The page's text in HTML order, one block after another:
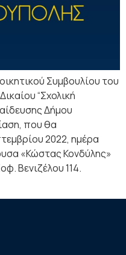
Συμβουλίου του
“Σχολική
Δήμου
που θα
2022, ημέρα
«Κώστας Κονδύλης»
Βενιζέλου 114.